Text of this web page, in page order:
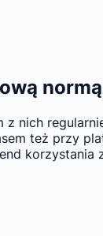
normą
nich
też przy